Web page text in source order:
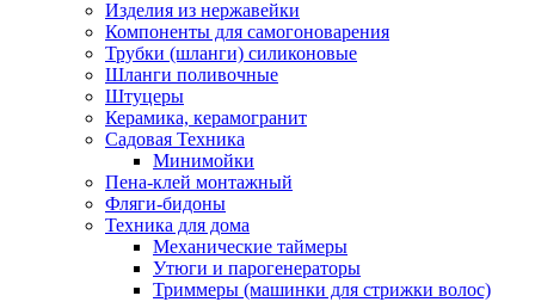
Изделия из нержавейки
Компоненты для самогоноварения
Трубки (шланги) силиконовые
Шланги поливочные
Штуцеры
Керамика, керамогранит
Садовая Техника
Минимойки
Пена-клей монтажный
Фляги-бидоны
Техника для дома
Механические таймеры
Утюги и парогенераторы
Триммеры (машинки для стрижки волос)